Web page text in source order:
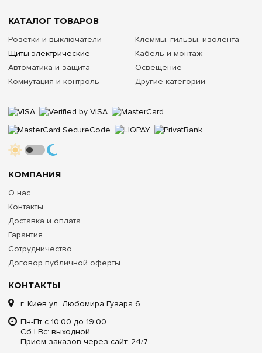
КОНТАКТЫ
г. Киев ул. Любомира Гузара 6
Пн-Пт с 10:00 до 19:00
Сб | Вс: выходной
Прием заказов через сайт: 24/7
КОМПАНИЯ
О нас
Контакты
Доставка и оплата
Гарантия
Сотрудничество
Договор публичной оферты
КАТАЛОГ ТОВАРОВ
Розетки и выключатели
Щиты электрические
Автоматика и защита
Коммутация и контроль
Клеммы, гильзы, изолента
Кабель и монтаж
Освещение
Другие категории